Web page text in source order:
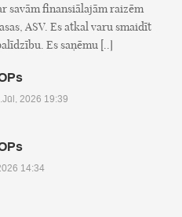
savām finansiālajām raizēm
ASV. Es atkal varu smaidīt
Es saņēmu [..]
2026 19:39
14:34